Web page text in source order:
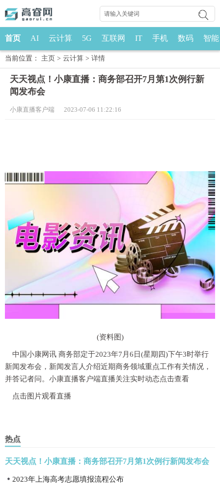
首页 AI 云计算 5G 互联网 IT 手机 数码 智能
当前位置： 主页 > 云计算 > 详情
天天视点！小康直播：商务部召开7月第1次例行新
闻发布会
小康直播客户端 2023-07-06 11:22:16
(资料图)
中国小康网讯 商务部定于2023年7月6日(星期四)下午3时举行
新闻发布会，新闻发言人介绍近期商务领域重点工作有关情况，
并答记者问。小康直播客户端直播关注实时动态点击查看
点击图片观看直播
热点
天天视点！小康直播：商务部召开7月第1次例行新闻发布会
2023年上海高考志愿填报流程公布